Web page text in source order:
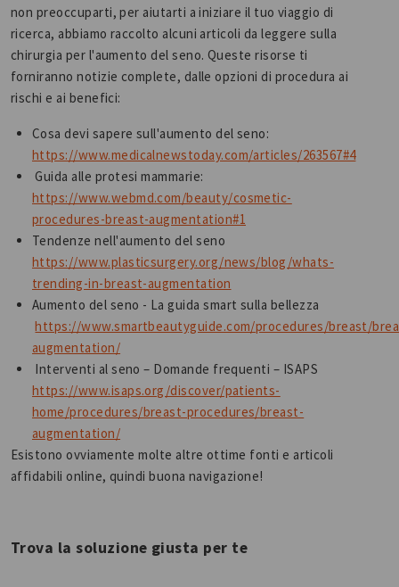
non preoccuparti, per aiutarti a iniziare il tuo viaggio di
ricerca, abbiamo raccolto alcuni articoli da leggere sulla
chirurgia per l'aumento del seno. Queste risorse ti
forniranno notizie complete, dalle opzioni di procedura ai
rischi e ai benefici:
Cosa devi sapere sull'aumento del seno:
https://www.medicalnewstoday.com/articles/263567#4
Guida alle protesi mammarie:
https://www.webmd.com/beauty/cosmetic-
procedures-breast-augmentation#1
Tendenze nell'aumento del seno
https://www.plasticsurgery.org/news/blog/whats-
trending-in-breast-augmentation
Aumento del seno - La guida smart sulla bellezza
https://www.smartbeautyguide.com/procedures/breast/
augmentation/
Interventi al seno – Domande frequenti – ISAPS
https://www.isaps.org/discover/patients-
home/procedures/breast-procedures/breast-
augmentation/
Esistono ovviamente molte altre ottime fonti e articoli
affidabili online, quindi buona navigazione!
Trova la soluzione giusta per te